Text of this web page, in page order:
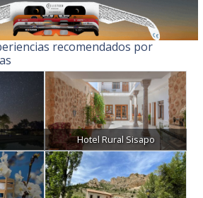
recomendados por
Hotel Rural Sisapo